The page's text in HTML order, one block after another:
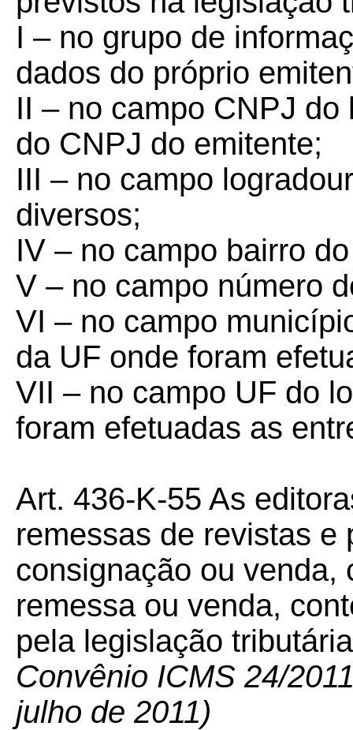
I – no grupo de
dados do próprio
II – no campo CNPJ
do CNPJ do emitente;
III – no campo
diversos;
IV – no campo bairro
V – no campo número
VI – no campo
da UF onde foram
VII – no campo UF do
foram efetuadas as
Art. 436-K-55 As
remessas de revistas e
consignação ou venda,
remessa ou venda,
pela legislação
Convênio ICMS 24/
julho de 2011)